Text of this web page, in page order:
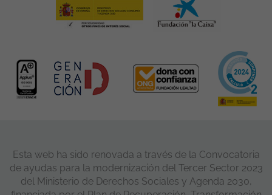
Esta web ha sido renovada a través de la Convocatoria
de ayudas para la modernización del Tercer Sector 2023
del Ministerio de Derechos Sociales y Agenda 2030,